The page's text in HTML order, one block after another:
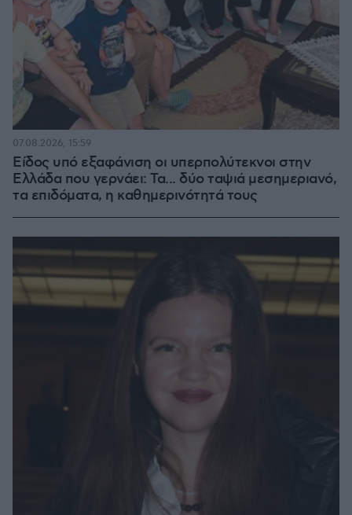
Είδος υπό εξαφάνιση οι υπερπολύτεκνοι στην
Ελλάδα που γερνάει: Τα... δύο ταψιά μεσημεριανό,
τα επιδόματα, η καθημερινότητά τους
07.08.2026, 15:59